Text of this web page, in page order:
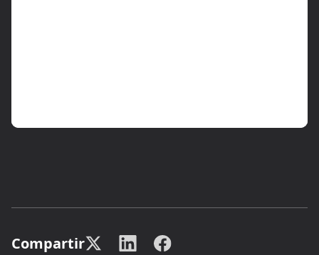
Compartir